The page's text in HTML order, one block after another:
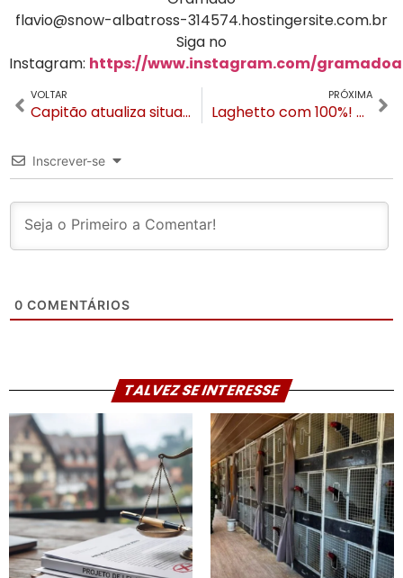
flavio@snow-albatross-314574.hostingersite.com.br
Siga no
Instagram: https://www.instagram.com/
VOLTAR
Capitão atualiza situação das buscas por homem desaparecido no Salto e rechaça boatos
PRÓXIMA
Laghetto com 100%! Veja a projeção da ocupação hoteleira em Gramado e Canela para o feriadão
Inscrever-se
0 COMENTÁRIOS
TALVEZ SE INTERESSE